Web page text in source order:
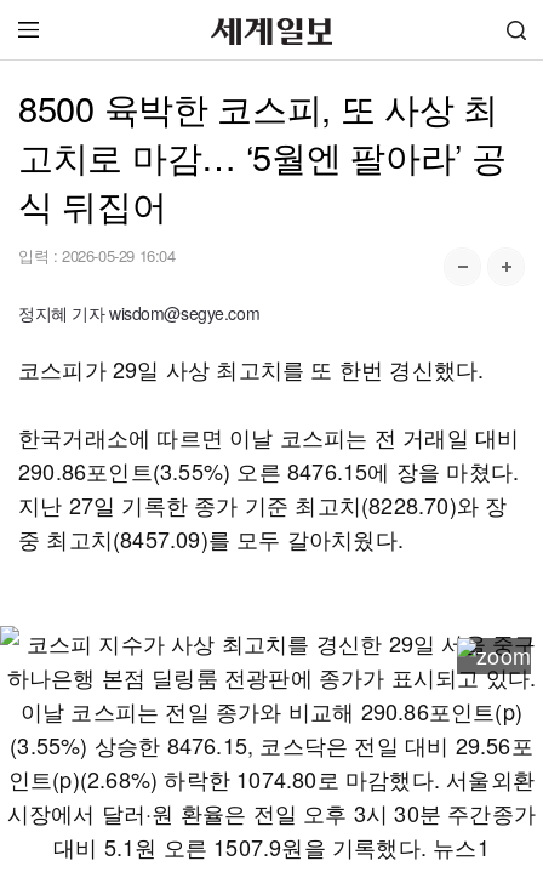
8500 육박한 코스피, 또 사상 최
고치로 마감… ‘5월엔 팔아라’ 공
식 뒤집어
입력 : 2026-05-29 16:04
정지혜 기자 wisdom@segye.com
코스피가 29일 사상 최고치를 또 한번 경신했다.
한국거래소에 따르면 이날 코스피는 전 거래일 대비
290.86포인트(3.55%) 오른 8476.15에 장을 마쳤다.
지난 27일 기록한 종가 기준 최고치(8228.70)와 장
중 최고치(8457.09)를 모두 갈아치웠다.